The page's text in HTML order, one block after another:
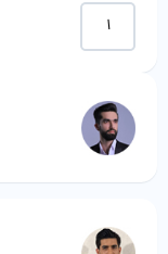
موکت
کات
(کات